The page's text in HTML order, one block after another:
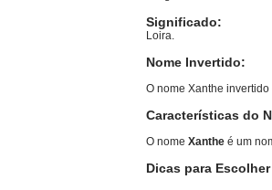
Significado:
Loira.
Nome Invertido:
O nome Xanthe invertido
Características do
O nome Xanthe é um
Dicas para